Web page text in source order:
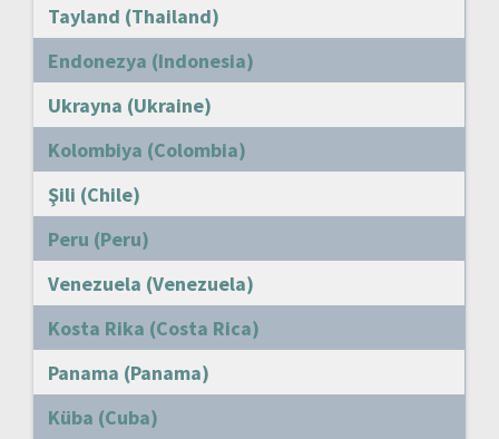
Tayland (Thailand)
Endonezya (Indonesia)
Ukrayna (Ukraine)
Kolombiya (Colombia)
Şili (Chile)
Peru (Peru)
Venezuela (Venezuela)
Kosta Rika (Costa Rica)
Panama (Panama)
Küba (Cuba)